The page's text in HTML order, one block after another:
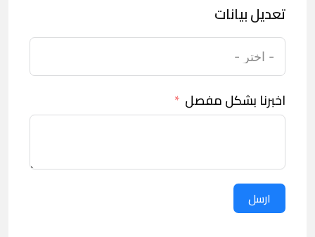
تعديل بيانات
اخبرنا بشكل مفصل
ارسل